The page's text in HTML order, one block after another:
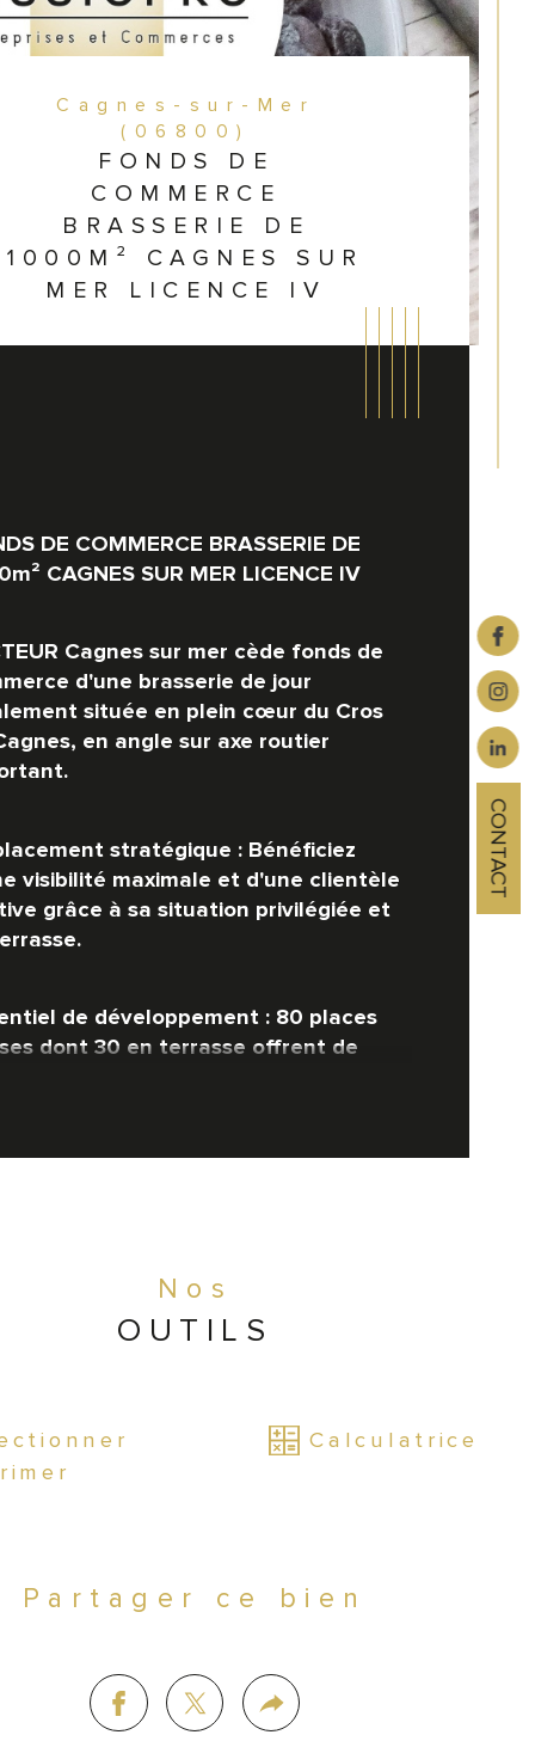
CONTACT
Cagnes-sur-Mer
(06800)
FONDS DE
COMMERCE
BRASSERIE DE
1000M² CAGNES SUR
MER LICENCE IV
vitrines
DE COMMERCE BRASSERIE DE
CAGNES SUR MER LICENCE IV
Cagnes sur mer cède fonds de
d'une brasserie de jour
située en plein cœur du Cros
en angle sur axe routier
stratégique : Bénéficiez
visibilité maximale et d'une clientèle
grâce à sa situation privilégiée et
de développement : 80 places
dont 30 en terrasse offrent de
de 100m²
équipée, mobilier en bon
terrasse aménagée...
d’un marché hebdomadaire
Nos
OUTILS
Calculatrice
Partager ce bien